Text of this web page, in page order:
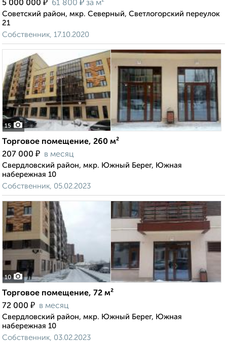
5 000 000 ₽ 61 800 ₽ за м²
Советский район, мкр. Северный, Светлогорский переулок
21
Собственник, 17.10.2020
15
Торговое помещение, 260 м²
207 000 ₽ в месяц
Свердловский район, мкр. Южный Берег, Южная
набережная 10
Собственник, 05.02.2023
10
Торговое помещение, 72 м²
72 000 ₽ в месяц
Свердловский район, мкр. Южный Берег, Южная
набережная 10
Собственник, 03.02.2023